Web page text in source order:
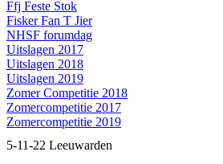
Ffj Feste Stok
Fisker Fan T Jier
NHSF forumdag
Uitslagen 2017
Uitslagen 2018
Uitslagen 2019
Zomer Competitie 2018
Zomercompetitie 2017
Zomercompetitie 2019
5-11-22 Leeuwarden